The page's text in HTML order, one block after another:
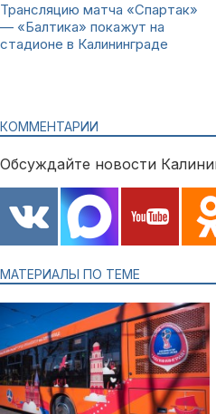
Трансляцию матча «Спартак»
— «Балтика» покажут на
стадионе в Калининграде
КОММЕНТАРИИ
Обсуждайте новости
МАТЕРИАЛЫ ПО ТЕМЕ